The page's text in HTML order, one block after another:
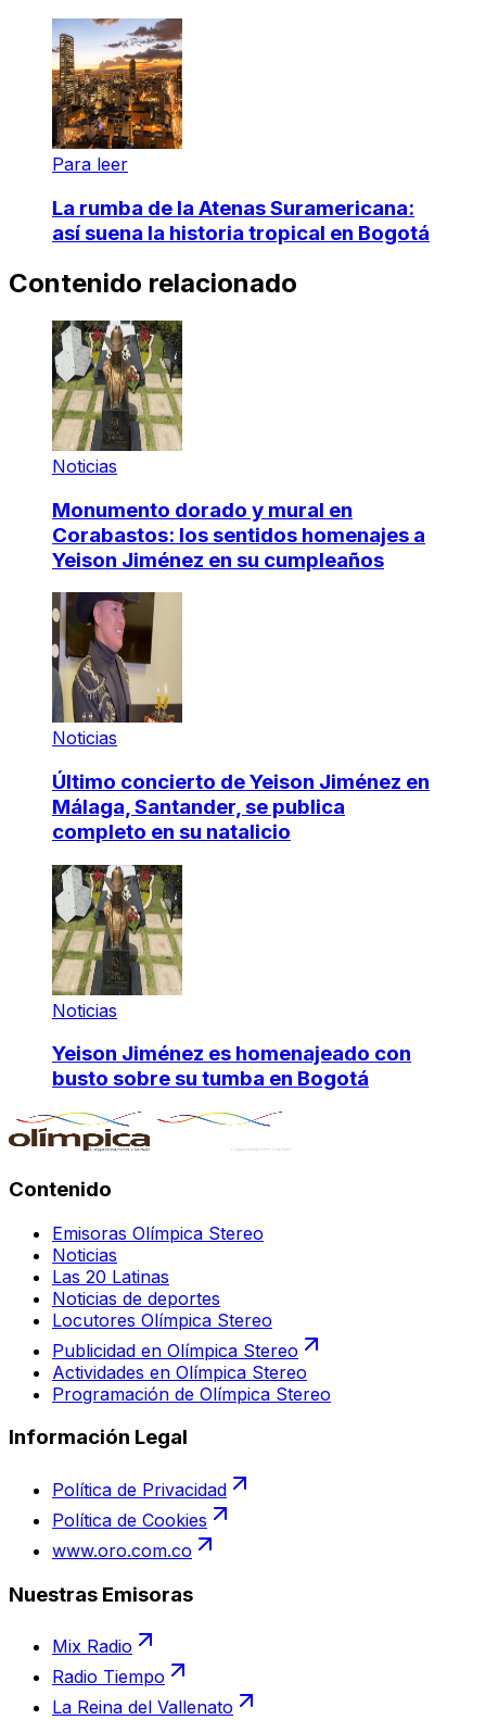
Para leer
La rumba de la Atenas Suramericana:
así suena la historia tropical en Bogotá
Contenido relacionado
Noticias
Monumento dorado y mural en
Corabastos: los sentidos homenajes a
Yeison Jiménez en su cumpleaños
Noticias
Último concierto de Yeison Jiménez en
Málaga, Santander, se publica
completo en su natalicio
Noticias
Yeison Jiménez es homenajeado con
busto sobre su tumba en Bogotá
Contenido
Emisoras Olímpica Stereo
Noticias
Las 20 Latinas
Noticias de deportes
Locutores Olímpica Stereo
Publicidad en Olímpica Stereo
Actividades en Olímpica Stereo
Programación de Olímpica Stereo
Información Legal
Política de Privacidad
Política de Cookies
www.oro.com.co
Nuestras Emisoras
Mix Radio
Radio Tiempo
La Reina del Vallenato